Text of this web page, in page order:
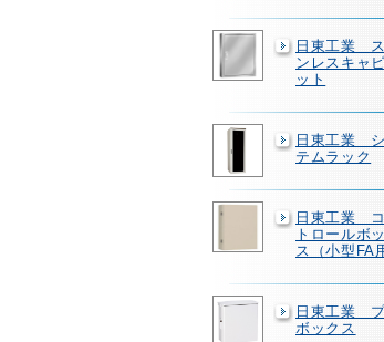
日東工業
ンレスキャ
ット
日東工業
テムラック
日東工業
トロールボ
ス（小型FA
日東工業
ボックス